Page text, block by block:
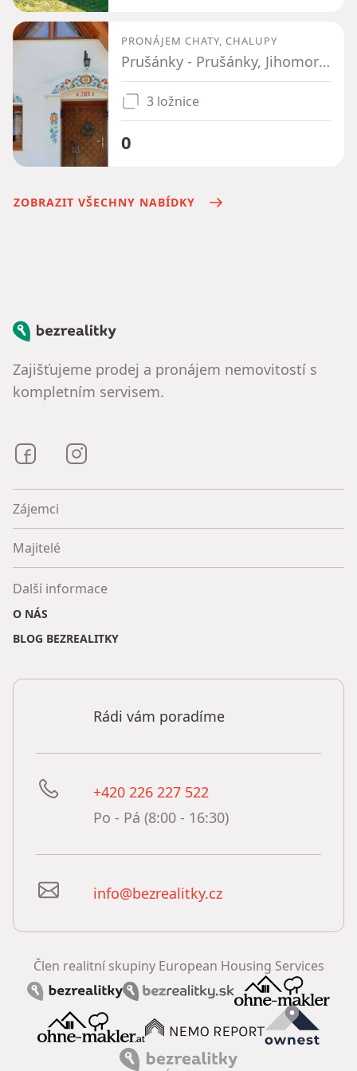
PRONÁJEM CHATY, CHALUPY
Prušánky - Prušánky, Jihomoravský kraj
3 ložnice
0
ZOBRAZIT VŠECHNY NABÍDKY
Bezrealitky
Zajišťujeme prodej a pronájem nemovitostí s
kompletním servisem.
Bezrealitky na Facebooku
Zájemci
Majitelé
Další informace
O NÁS
BLOG BEZREALITKY
Rádi vám poradíme
+420 226 227 522
Po - Pá (8:00 - 16:30)
info@bezrealitky.cz
Člen realitní skupiny European Housing Services